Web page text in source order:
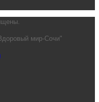
мир-Сочи"